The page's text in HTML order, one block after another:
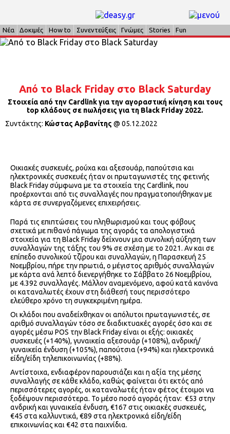
Νέα Δοκιμές How to Συνεντεύξεις Γνώμες Stories Fun
Από το Black Friday στο Black Saturday
Στοιχεία από την Cardlink για την αγοραστική κίνηση και τους
top κλάδους σε πωλήσεις για τη Black Friday 2022.
Συντάκτης: Κώστας Αρβανίτης @ 05.12.2022
Οικιακές συσκευές, ρούχα και αξεσουάρ, παπούτσια και
ηλεκτρονικές συσκευές ήταν οι πρωταγωνιστές της φετινής
Black Friday σύμφωνα με τα στοιχεία της Cardlink, που
προέρχονται από τις συναλλαγές που πραγματοποιήθηκαν με
κάρτα σε συνεργαζόμενες επιχειρήσεις.
Παρά τις επιπτώσεις του πληθωρισμού και τους φόβους
σχετικά με πιθανό πάγωμα της αγοράς τα απολογιστικά
στοιχεία για τη Black Friday δείχνουν μια συνολική αύξηση των
συναλλαγών της τάξης του 9% σε σχέση με το 2021. Αν και σε
επίπεδο συνολικού τζίρου και συναλλαγών, η Παρασκευή 25
Νοεμβρίου, πήρε την πρωτιά, ο μέγιστος αριθμός συναλλαγών
με κάρτα ανά λεπτό διενεργήθηκε το Σάββατο 26 Νοεμβρίου,
με 4.392 συναλλαγές. Μάλλον αναμενόμενο, αφού κατά κανόνα
οι καταναλωτές έχουν στη διάθεσή τους περισσότερο
ελεύθερο χρόνο τη συγκεκριμένη ημέρα.
Οι κλάδοι που αναδείχθηκαν οι απόλυτοι πρωταγωνιστές, σε
αριθμό συναλλαγών τόσο σε διαδικτυακές αγορές όσο και σε
αγορές μέσω POS την Black Friday είναι οι εξής: οικιακές
συσκευές (+140%), γυναικεία αξεσουάρ (+108%), ανδρική/
γυναικεία ένδυση (+105%), παπούτσια (+94%) και ηλεκτρονικά
είδη/είδη τηλεπικοινωνίας (+88%).
Αντίστοιχα, ενδιαφέρον παρουσιάζει και η αξία της μέσης
συναλλαγής σε κάθε κλάδο, καθώς φαίνεται ότι εκτός από
περισσότερες αγορές, οι καταναλωτές ήταν φέτος έτοιμοι να
ξοδέψουν περισσότερα. Το μέσο ποσό αγοράς ήταν: €53 στην
ανδρική και γυναικεία ένδυση, €167 στις οικιακές συσκευές,
€45 στα καλλυντικά, €89 στα ηλεκτρονικά είδη/είδη
επικοινωνίας και €42 στα παιχνίδια.